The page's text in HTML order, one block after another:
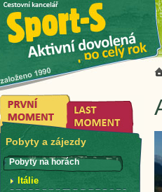
Pobyty a zájezdy
Pobyty na horách
Itálie